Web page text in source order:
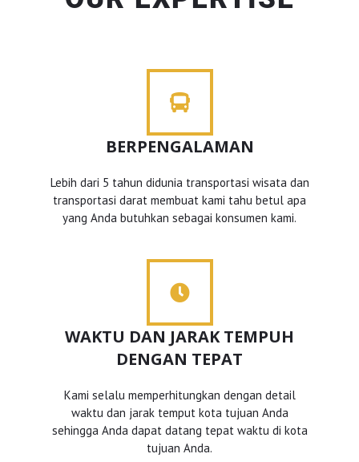
BERPENGALAMAN
Lebih dari 5 tahun didunia transportasi wisata dan
transportasi darat membuat kami tahu betul apa
yang Anda butuhkan sebagai konsumen kami.
WAKTU DAN JARAK TEMPUH
DENGAN TEPAT
Kami selalu memperhitungkan dengan detail
waktu dan jarak temput kota tujuan Anda
sehingga Anda dapat datang tepat waktu di kota
tujuan Anda.